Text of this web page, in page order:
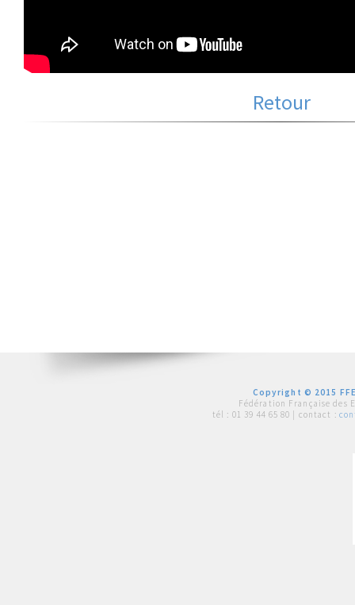
Retour
Copyright © 2015
Fédération Française des
tél : 01 39 44 65 80 | contact :